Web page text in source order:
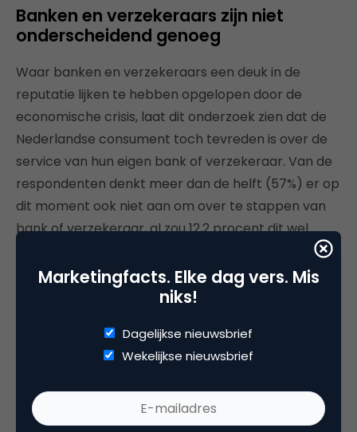
Banken en verzekeraars zijn niet
onderscheidend genoeg
Waar banken en verzekeraars een deuk in de
reputatie lijken te hebben opgelopen door de
economische crisis, laat dit onderzoek zien dat de
Nederlandse consument toch tevreden is over de
service van hun eigen bank of verzekeraar. Van de
respondenten denkt meer dan de helft (57%) er op
dit moment ook niet aan om over te stappen van
bank of verzekeraar, al zou 12,2 procent dit wel
overwegen als dat proces gemakkelijker zou zijn.
Toch is er werk aan de winkel: “Banken zijn één pot
Capabilities: Minding the Omni-
Channel Commerce Gap
Marketingfacts. Elke dag vers. Mis
niks!
Dagelijkse nieuwsbrief
Wekelijkse nieuwsbrief